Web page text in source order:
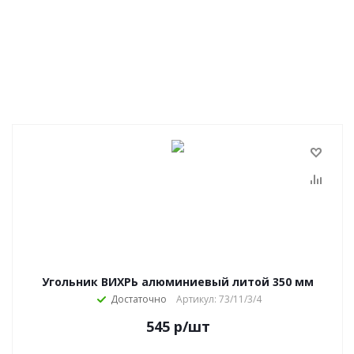
Угольник ВИХРЬ алюминиевый литой 350 мм
Достаточно Артикул: 73/11/3/4
545р/шт